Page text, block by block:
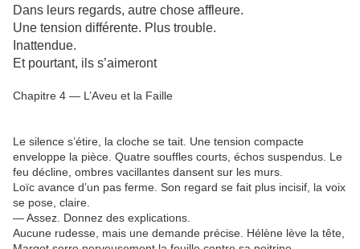
Dans leurs regards, autre chose affleure.
Une tension différente. Plus trouble.
Inattendue.
Et pourtant, ils s’aimeront
Chapitre 4 — L’Aveu et la Faille
Le silence s’étire, la cloche se tait. Une tension compacte
enveloppe la pièce. Quatre souffles courts, échos suspendus. Le
feu décline, ombres vacillantes dansent sur les murs.
Loïc avance d’un pas ferme. Son regard se fait plus incisif, la voix
se pose, claire.
— Assez. Donnez des explications.
Aucune rudesse, mais une demande précise. Hélène lève la tête,